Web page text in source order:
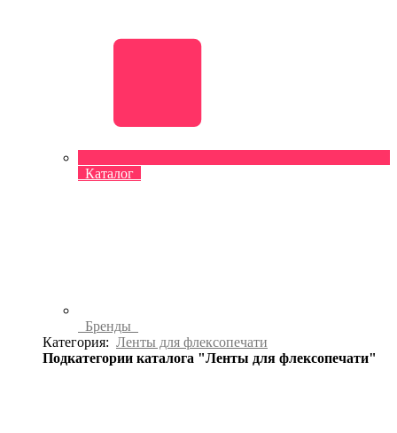
Каталог
Бренды
Категория: Ленты для флексопечати
Подкатегории каталога "Ленты для флексопечати"